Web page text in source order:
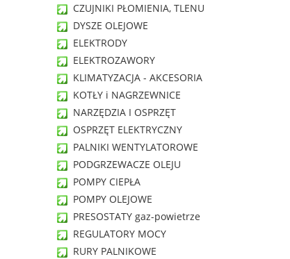
CZUJNIKI PŁOMIENIA, TLENU
DYSZE OLEJOWE
ELEKTRODY
ELEKTROZAWORY
KLIMATYZACJA - AKCESORIA
KOTŁY i NAGRZEWNICE
NARZĘDZIA I OSPRZĘT
OSPRZĘT ELEKTRYCZNY
PALNIKI WENTYLATOROWE
PODGRZEWACZE OLEJU
POMPY CIEPŁA
POMPY OLEJOWE
PRESOSTATY gaz-powietrze
REGULATORY MOCY
RURY PALNIKOWE